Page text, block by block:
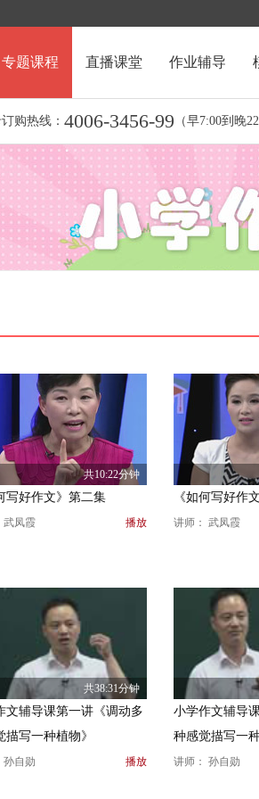
专题课程 直播课堂 作业辅导
购热线： 4006-3456-99 （早7:00到晚
共10:22分钟
写好作文》第二集
武凤霞 播放
《如何写好作
讲师： 武凤霞
共38:31分钟
文辅导课第一讲《调动多
描写一种植物》
孙自勋 播放
小学作文辅导
种感觉描写一种
讲师： 孙自勋